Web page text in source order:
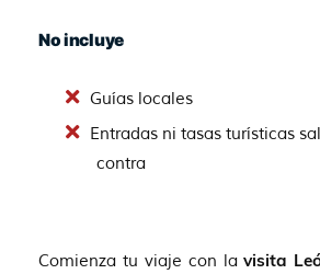
No incluye
Guías locales
Entradas ni tasas turísticas
contra
Comienza tu viaje con lavisita